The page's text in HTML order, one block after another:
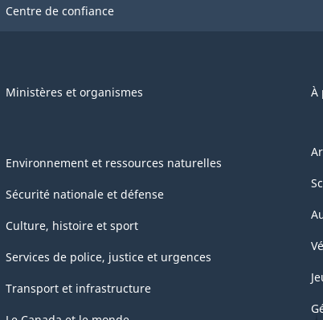
Centre de confiance
Ministères et organismes À
Environnement et ressources naturelles
Sécurité nationale et défense
Culture, histoire et sport
Services de police, justice et urgences
Transport et infrastructure